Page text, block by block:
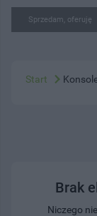
Sprzedam, oferuję
Start
Brak
Niczego